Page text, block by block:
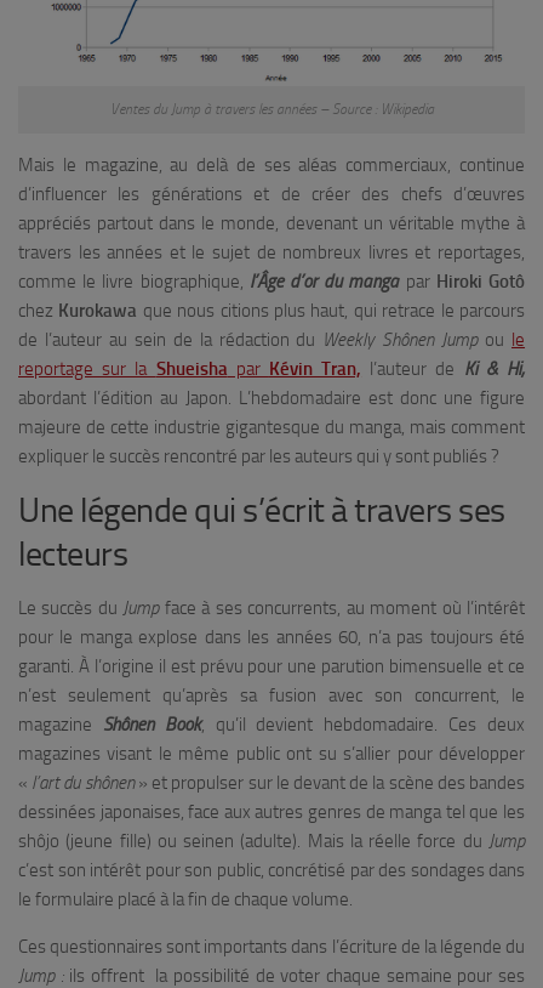
Ventes du Jump à travers les années – Source : Wikipedia
Mais le magazine, au delà de ses aléas commerciaux, continue
d’influencer les générations et de créer des chefs d’œuvres
appréciés partout dans le monde, devenant un véritable mythe à
travers les années et le sujet de nombreux livres et reportages,
comme le livre biographique, l’Âge d’or du mangapar Hiroki Gotô
chez Kurokawa que nous citions plus haut, qui retrace le parcours
de l’auteur au sein de la rédaction du Weekly Shônen Jumpou le
reportage sur la Shueisha par Kévin Tran, l’auteur de Ki & Hi,
abordant l’édition au Japon. L’hebdomadaire est donc une figure
majeure de cette industrie gigantesque du manga, mais comment
expliquer le succès rencontré par les auteurs qui y sont publiés ?
Une légende qui s’écrit à travers ses
lecteurs
Le succès du Jump face à ses concurrents, au moment où l’intérêt
pour le manga explose dans les années 60, n’a pas toujours été
garanti. À l’origine il est prévu pour une parution bimensuelle et ce
n’est seulement qu’après sa fusion avec son concurrent, le
magazine Shônen Book, qu’il devient hebdomadaire. Ces deux
magazines visant le même public ont su s’allier pour développer
« l’art du shônen» et propulser sur le devant de la scène des bandes
dessinées japonaises, face aux autres genres de manga tel que les
shôjo (jeune fille) ou seinen (adulte). Mais la réelle force du Jump
c’est son intérêt pour son public, concrétisé par des sondages dans
le formulaire placé à la fin de chaque volume.
Ces questionnaires sont importants dans l’écriture de la légende du
Jump :ils offrent la possibilité de voter chaque semaine pour ses